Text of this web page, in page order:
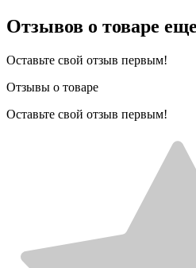
Отзывов о товаре
Оставьте свой отзыв первым!
Отзывы о товаре
Оставьте свой отзыв первым!